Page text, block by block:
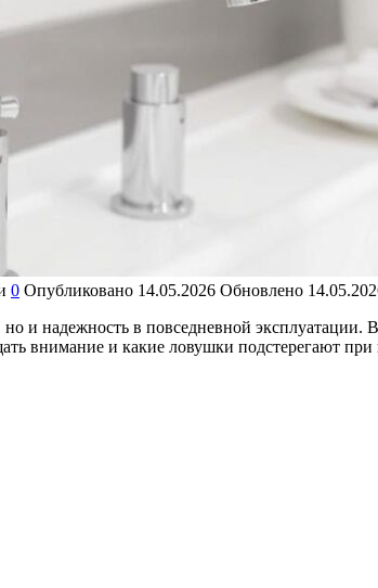
0 Опубликовано 14.05.2026 Обновлено
и надежность в повседневной эксплуатации.
внимание и какие ловушки подстерегают